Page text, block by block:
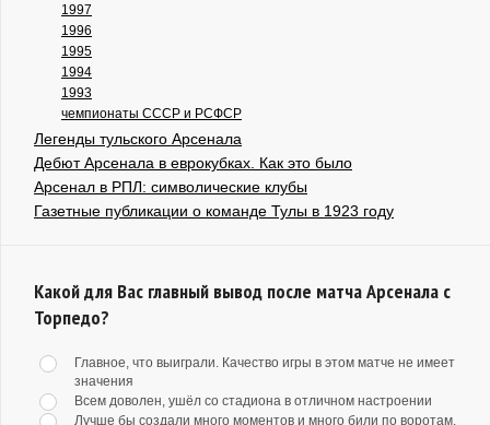
1997
1996
1995
1994
1993
чемпионаты СССР и РСФСР
Легенды тульского Арсенала
Дебют Арсенала в еврокубках. Как это было
Арсенал в РПЛ: символические клубы
Газетные публикации о команде Тулы в 1923 году
Какой для Вас главный вывод после матча Арсенала с
Торпедо?
Главное, что выиграли. Качество игры в этом матче не имеет
значения
Всем доволен, ушёл со стадиона в отличном настроении
Лучше бы создали много моментов и много били по воротам,